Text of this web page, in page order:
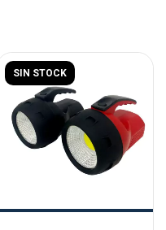
SIN STOCK